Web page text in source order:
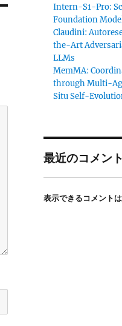
Intern-S1-Pro:
Foundation
Claudini:
the-Art
LLMs
MemMA:
through Multi-
Situ Self-
最近のコメント
表示できるコメントは